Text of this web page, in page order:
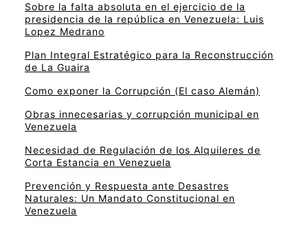
Sobre la falta absoluta en el ejercicio de la
presidencia de la república en Venezuela: Luis
Lopez Medrano
Plan Integral Estratégico para la Reconstrucción
de La Guaira
Como exponer la Corrupción (El caso Alemán)
Obras innecesarias y corrupción municipal en
Venezuela
Necesidad de Regulación de los Alquileres de
Corta Estancia en Venezuela
Prevención y Respuesta ante Desastres
Naturales: Un Mandato Constitucional en
Venezuela